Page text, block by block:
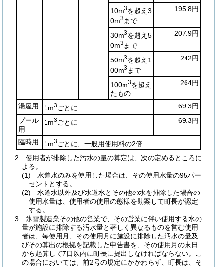
10m3を超え3
0m3まで
195.8円
30m3を超え5
0m3まで
207.9円
50m3を超え1
00m3まで
242円
100m3を超え
たもの
264円
湯屋用 1m3ごとに
69.3円
プール
用
1m3ごとに 69.3円
臨時用 1m3ごとに、一般用使用料の2倍
2
使用者が排除した汚水の量の算定は、次の定めるところに
よる。
(1)
水道水のみを使用した場合は、その使用水量の95パー
セントとする。
(2)
水道水以外及び水道水とその他の水を排除した場合の
使用水量は、使用者の使用の態様を勘案して町長が認定
する。
3
氷雪製造業その他の営業で、その営業に伴い使用する水の
量が施設に排除する汚水量と著しく異なるものを営む使用
者は、毎使用月、その使用月に施設に排除した汚水の量及
びその算出の根拠を記載した申告書を、その使用月の末日
から起算して7日以内に町長に提出しなければならない。
こ
の場合においては、前2号の規定にかかわらず、町長は、そ